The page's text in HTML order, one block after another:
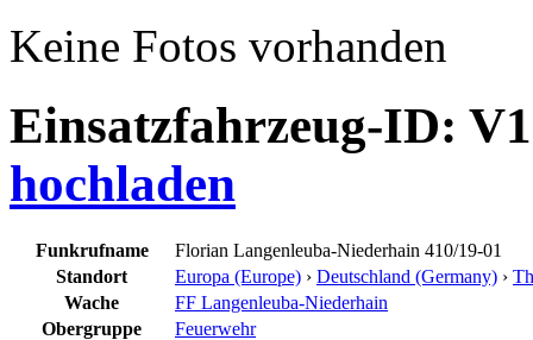
Keine Fotos vorhanden
Einsatzfahrzeug-ID:
hochladen
Funkrufname
Florian Langenleuba-Niederhain 410/19-01
Standort
Europa (Europe) › Deutschland (Germany) ›
Wache
FF Langenleuba-Niederhain
Obergruppe
Feuerwehr